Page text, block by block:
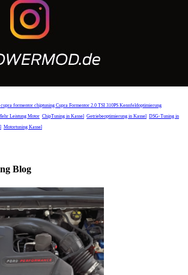
formentor chiptuning Cupra Formentor 2.0 TSI 310PS Kennfeldoptimierung
Leistung Motor ChipTuning in Kassel Getriebeoptimierung in Kassel DSG-Tuning in
Motortuning Kassel
Blog